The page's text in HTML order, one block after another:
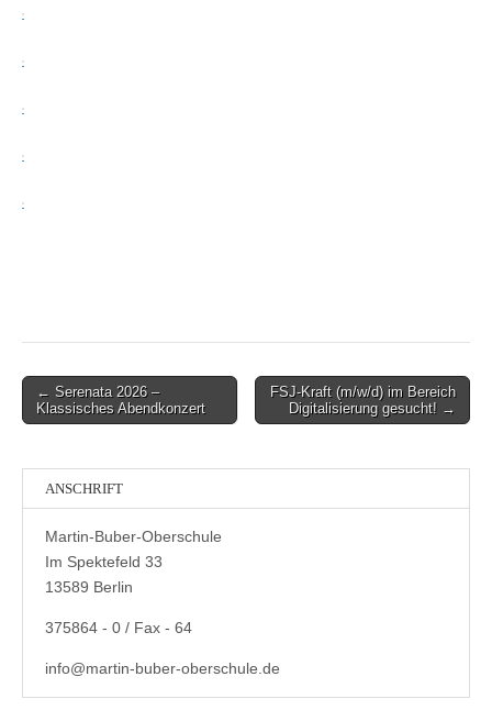
Post
navigation
← Serenata 2026 –
Klassisches Abendkonzert
FSJ-Kraft (m/w/d) im Bereich
Digitalisierung gesucht! →
ANSCHRIFT
Martin-Buber-Oberschule
Im Spektefeld 33
13589 Berlin
375864 - 0 / Fax - 64
info@martin-buber-oberschule.de